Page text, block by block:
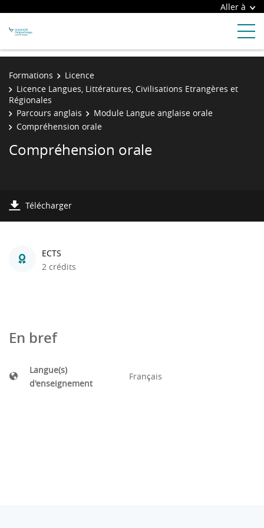
Aller à
Formations
Licence
Licence Langues, Littératures, Civilisations Etrangères et
Régionales
Parcours anglais
Module Langue anglaise orale
Compréhension orale
Compréhension orale
Télécharger
ECTS
2 crédits
En bref
Langue(s)
d'enseignement
Français